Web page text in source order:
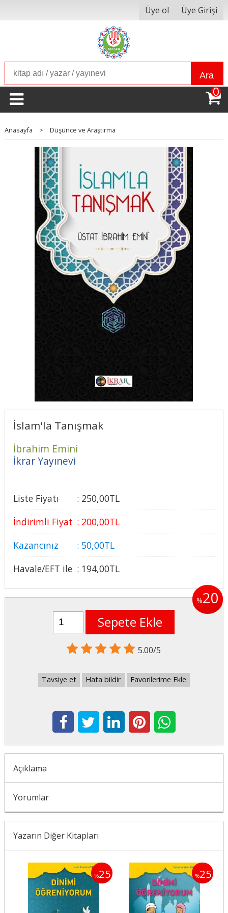
Üye ol Üye Girişi
Ara
0
Anasayfa > Düşünce ve Araştırma
İslam'la Tanışmak
İbrahim Emini
İkrar Yayınevi
Liste Fiyatı : 250,00TL
İndirimli Fiyat : 200,00TL
Kazancınız
: 50,00TL
Havale/EFT ile : 194,00TL
%20
Sepete Ekle
5.00/5
Tavsiye et Hata bildir Favorilerime Ekle
Açıklama
Yorumlar
Yazarın Diğer Kitapları
%25 %25